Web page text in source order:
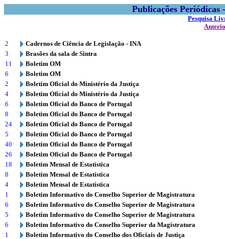
Publicações
Pesquisa
2
Cadernos de Ciência de Legislação - INA
3
Brasões da sala de Sintra
11
Boletim OM
6
Boletim OM
2
Boletim Oficial do Ministério da Justiça
4
Boletim Oficial do Ministério da Justiça
6
Boletim Oficial do Banco de Portugal
8
Boletim Oficial do Banco de Portugal
24
Boletim Oficial do Banco de Portugal
5
Boletim Oficial do Banco de Portugal
40
Boletim Oficial do Banco de Portugal
26
Boletim Oficial do Banco de Portugal
18
Boletim Mensal de Estatística
8
Boletim Mensal de Estatística
4
Boletim Mensal de Estatística
1
Boletim Informativo do Conselho Superior de Magistratura
6
Boletim Informativo do Conselho Superior de Magistratura
5
Boletim Informativo do Conselho Superior de Magistratura
6
Boletim Informativo do Conselho Superior da Magistratura
1
Boletim Informativo do Conselho dos Oficiais de Justiça